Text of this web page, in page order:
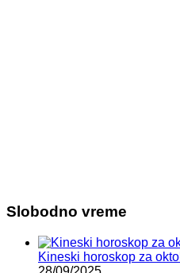
Slobodno vreme
Kineski horoskop za